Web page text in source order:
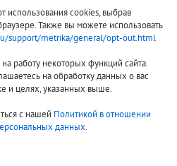
к оплате:
использования cookies, выбрав
Также вы можете использовать
support/metrika/general/opt-out.html
работу некоторых функций сайта.
на обработку данных о вас
и целях, указанных выше.
с нашей Политикой в отношении
данных.